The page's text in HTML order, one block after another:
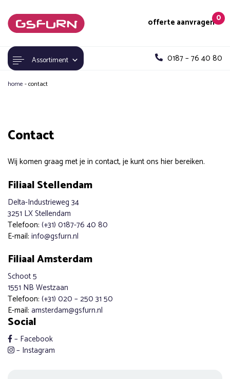
offerte aanvragen0
Assortiment 0187 – 76 40 80
home -contact
Contact
Wij komen graag met je in contact, je kunt ons hier bereiken.
Filiaal Stellendam
Delta-Industrieweg 34
3251 LX Stellendam
Telefoon: (+31) 0187-76 40 80
E-mail: info@gsfurn.nl
Filiaal Amsterdam
Schoot 5
1551 NB Westzaan
Telefoon: (+31) 020 – 250 31 50
E-mail: amsterdam@gsfurn.nl
Social
– Facebook
– Instagram